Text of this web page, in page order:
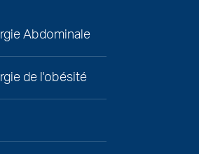
Abdominale
de l'obésité